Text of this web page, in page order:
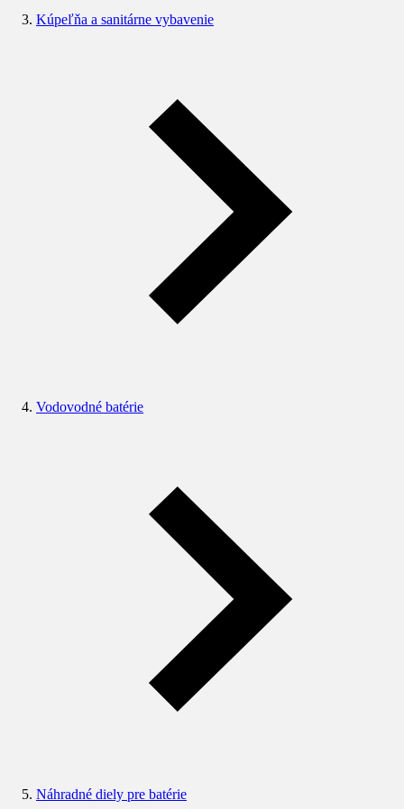
Kúpeľňa a sanitárne vybavenie
Vodovodné batérie
Náhradné diely pre batérie